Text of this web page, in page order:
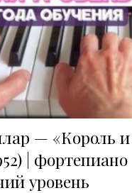
— «Король и
| фортепиано
уровень